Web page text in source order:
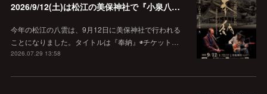
2026/9/12(土)は松江の美保神社で『小泉八雲朗読のしらべ』
今年の松江の八雲は、9月12日に美保神社で行われる
ことになりました。タイトルは『奉納』◉チケット…
2026.07.29 13:58